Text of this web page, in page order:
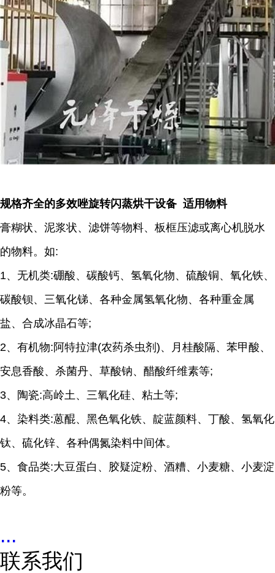
规格齐全的多效唑旋转闪蒸烘干设备 适用物料
膏糊状、泥浆状、滤饼等物料、板框压滤或离心机脱水
的物料。如:
1、无机类:硼酸、碳酸钙、氢氧化物、硫酸铜、氧化铁、
碳酸钡、三氧化锑、各种金属氢氧化物、各种重金属
盐、合成冰晶石等;
2、有机物:阿特拉津(农药杀虫剂)、月桂酸隔、苯甲酸、
安息香酸、杀菌丹、草酸钠、醋酸纤维素等;
3、陶瓷:高岭土、三氧化硅、粘土等;
4、染料类:蒽醌、黑色氧化铁、靛蓝颜料、丁酸、氢氧化
钛、硫化锌、各种偶氮染料中间体。
5、食品类:大豆蛋白、胶疑淀粉、酒糟、小麦糖、小麦淀
粉等。
...
联系我们